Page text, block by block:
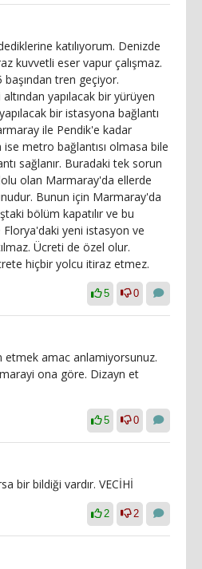
katılıyorum. Denizde
kuvvetli eser vapur çalışmaz.
tren geçiyor.
yapılacak bir yürüyen
bir istasyona bağlantı
ile Pendik'e kadar
metro bağlantısı olmasa bile
sağlanır. Buradaki tek sorun
olan Marmaray'da ellerde
Bunun için Marmaray'da
bölüm kapatılır ve bu
Florya'daki yeni istasyon ve
Ücreti de özel olur.
hiçbir yolcu itiraz etmez.
5 0
etmek amac anlamiyorsunuz.
ona göre. Dizayn et
5 0
bir bildiği vardır. VECİHİ
2 2